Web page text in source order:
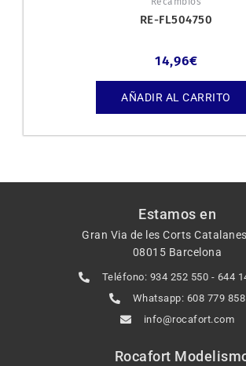
RE-FL504750
14,96€
AÑADIR AL CARRITO
Estamos en
Gran Via de les Corts
08015 Barcelona
Teléfono: 934 252 550 - 644
Whatsapp: 608 779 858
info@rocafort.com
Rocafort